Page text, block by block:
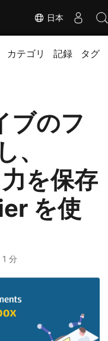
日本
カテゴリ 記録 タグ
ブのフ
、
を保存
を使
分